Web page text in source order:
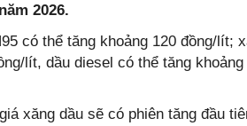
2026.
có thể tăng khoảng 120 đồng/lít;
lít, dầu diesel có thể tăng
xăng dầu sẽ có phiên tăng đầu